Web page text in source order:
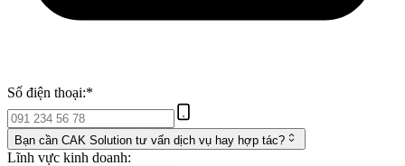
Số điện thoại:*
Bạn cần CAK Solution tư vấn dịch vụ hay hợp tác?
Lĩnh vực kinh doanh: